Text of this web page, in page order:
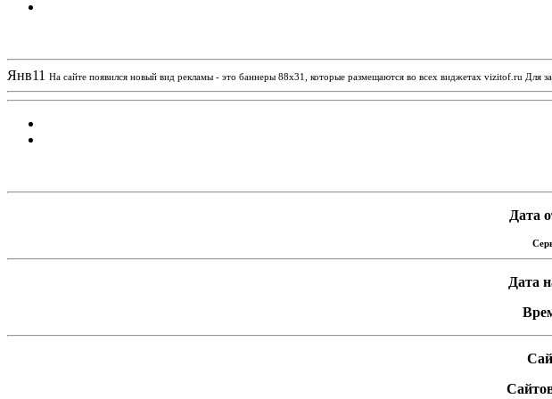
Янв11 На сайте появился новый вид рекламы - это баннеры 88х31, которые размещаются во всех виджетах vizitof.ru Для
Дата
Дата